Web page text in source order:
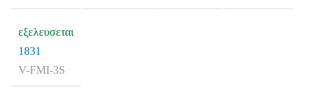
εξελευσεται
1831
V-FMI-3S